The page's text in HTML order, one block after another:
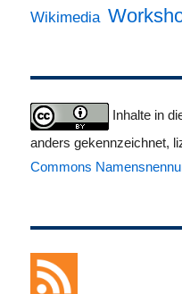
Wikimedia
Inhalte in
anders gekennzeichnet,
Commons